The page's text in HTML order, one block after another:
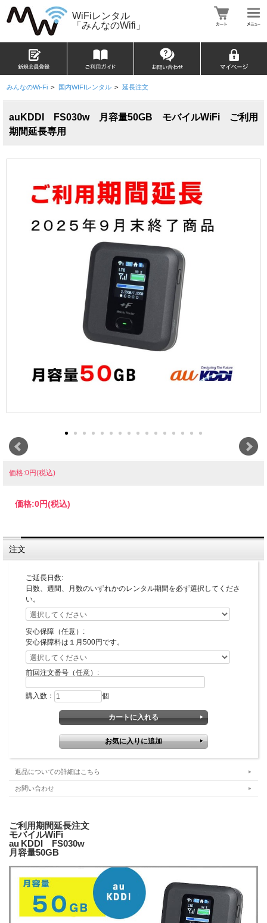
WiFiレンタル
「みんなのWifi」
みんなのWi-Fi > 国内WIFIレンタル > 延長注文
auKDDI FS030w 月容量50GB モバイルWiFi ご利用
期間延長専用
価格:0円(税込)
価格:0円(税込)
注文
ご延長日数:
日数、週間、月数のいずれかのレンタル期間を必ず選択してくださ
い。
安心保障（任意）:
安心保障料は１月500円です。
前回注文番号（任意）:
購入数： 個
返品についての詳細はこちら
お問い合わせ
ご利用期間延長注文
モバイルWiFi
au KDDI FS030w
月容量50GB